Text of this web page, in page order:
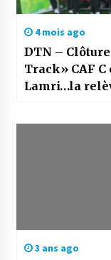
4 mois ago
DTN –
Track» CAF C
Lamri…la
3 ans ago